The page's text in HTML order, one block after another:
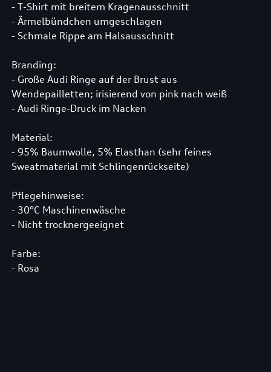
- T-Shirt mit breitem Kragenausschnitt
- Ärmelbündchen umgeschlagen
- Schmale Rippe am Halsausschnitt
Branding:
- Große Audi Ringe auf der Brust aus
Wendepailletten; irisierend von pink nach weiß
- Audi Ringe-Druck im Nacken
Material:
- 95% Baumwolle, 5% Elasthan (sehr feines
Sweatmaterial mit Schlingenrückseite)
Pflegehinweise:
- 30°C Maschinenwäsche
- Nicht trocknergeeignet
Farbe:
- Rosa